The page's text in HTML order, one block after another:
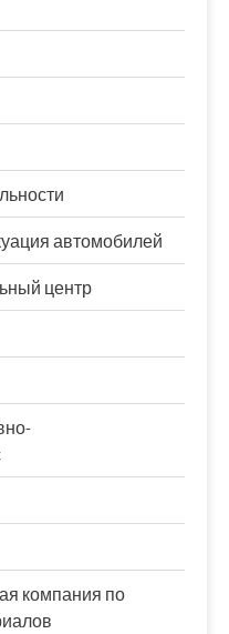
автомобилей
центр
компания по